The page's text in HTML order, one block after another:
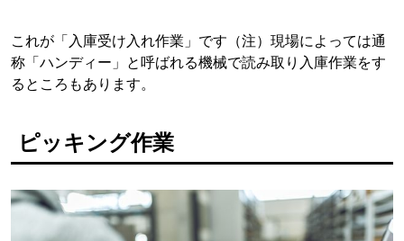
これが「入庫受け入れ作業」です（注）現場によっては通
称「ハンディー」と呼ばれる機械で読み取り入庫作業をす
るところもあります。
ピッキング作業